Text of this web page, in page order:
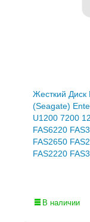
Жесткий Диск
(Seagate)
U1200 7200
FAS6220
FAS2650
FAS2220
В наличии